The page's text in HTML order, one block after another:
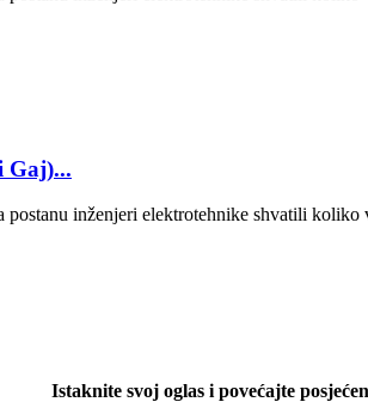
Gaj)...
inženjeri elektrotehnike shvatili
Istaknite svoj oglas i povećajte